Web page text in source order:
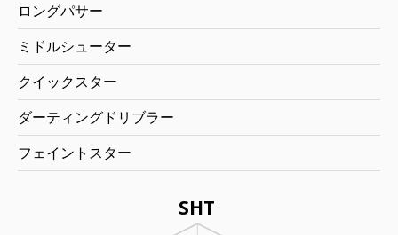
SHT
ロングパサー
ミドルシューター
クイックスター
ダーティングドリブラー
フェイントスター